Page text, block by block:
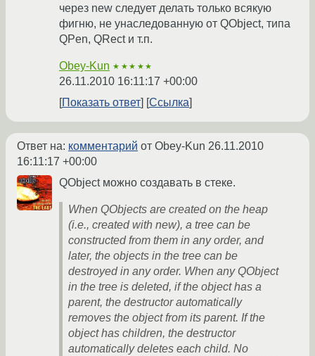
через new следует делать только всякую
фигню, не унаследованную от QObject, типа
QPen, QRect и т.п.
Obey-Kun ★★★★★
26.11.2010 16:11:17 +00:00
Показать ответ
Ссылка
Ответ на: комментарий от Obey-Kun 26.11.2010
16:11:17 +00:00
QObject можно создавать в стеке.
When QObjects are created on the heap
(i.e., created with new), a tree can be
constructed from them in any order, and
later, the objects in the tree can be
destroyed in any order. When any QObject
in the tree is deleted, if the object has a
parent, the destructor automatically
removes the object from its parent. If the
object has children, the destructor
automatically deletes each child. No